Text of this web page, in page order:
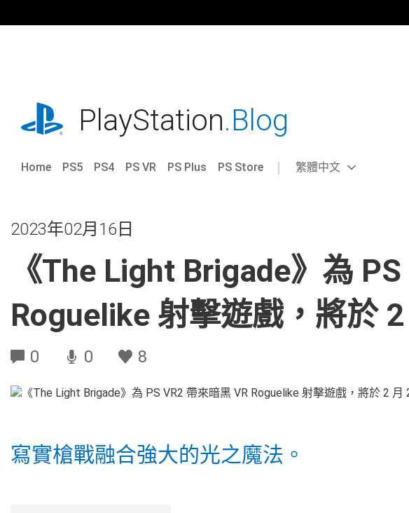
往
playstation.comPlayStation.Blog
Home PS5 PS4 PS VR PS Plus PS Store
Select
Current
繁體中文
2023年02月16日
《The Light Brigade》為
Roguelike 射擊遊戲，將於
0 0 8
寫實槍戰融合強大的光之魔法。